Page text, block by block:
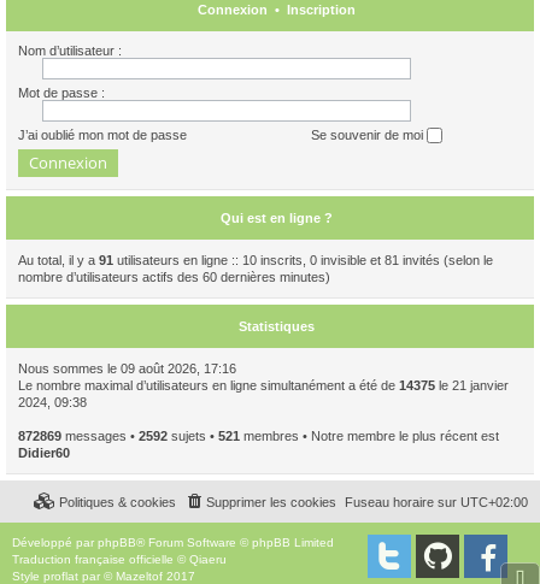
Connexion • Inscription
Nom d’utilisateur :
Mot de passe :
J’ai oublié mon mot de passe Se souvenir de moi
Qui est en ligne ?
Au total, il y a 91 utilisateurs en ligne :: 10 inscrits, 0 invisible et 81 invités (selon le
nombre d’utilisateurs actifs des 60 dernières minutes)
Statistiques
Nous sommes le 09 août 2026, 17:16
Le nombre maximal d’utilisateurs en ligne simultanément a été de 14375 le 21 janvier
2024, 09:38
872869 messages • 2592 sujets • 521 membres • Notre membre le plus récent est
Didier60
Fuseau horaire sur UTC+02:00
Supprimer les cookies
Politiques & cookies
Développé par phpBB® Forum Software © phpBB Limited
Traduction française officielle ©Qiaeru
Style proflat par © Mazeltof 2017